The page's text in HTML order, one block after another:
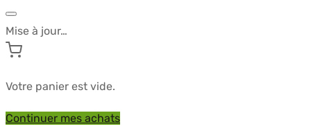
Mise à jour…
Votre panier est vide.
Continuer mes achats